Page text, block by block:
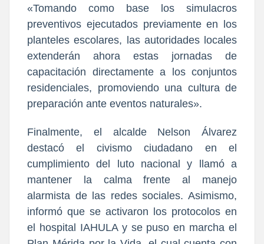
«Tomando como base los simulacros
preventivos ejecutados previamente en los
planteles escolares, las autoridades locales
extenderán ahora estas jornadas de
capacitación directamente a los conjuntos
residenciales, promoviendo una cultura de
preparación ante eventos naturales».
Finalmente, el alcalde Nelson Álvarez
destacó el civismo ciudadano en el
cumplimiento del luto nacional y llamó a
mantener la calma frente al manejo
alarmista de las redes sociales. Asimismo,
informó que se activaron los protocolos en
el hospital IAHULA y se puso en marcha el